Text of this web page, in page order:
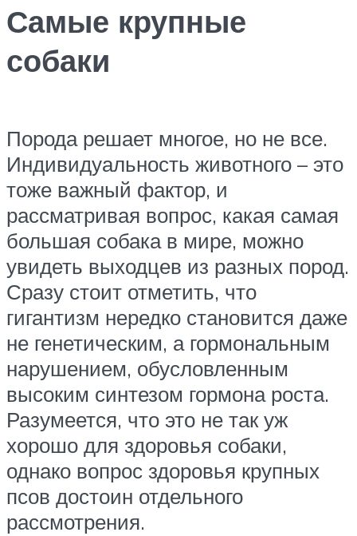
Самые крупные
собаки
Порода решает многое, но не все.
Индивидуальность животного – это
тоже важный фактор, и
рассматривая вопрос, какая самая
большая собака в мире, можно
увидеть выходцев из разных пород.
Сразу стоит отметить, что
гигантизм нередко становится даже
не генетическим, а гормональным
нарушением, обусловленным
высоким синтезом гормона роста.
Разумеется, что это не так уж
хорошо для здоровья собаки,
однако вопрос здоровья крупных
псов достоин отдельного
рассмотрения.